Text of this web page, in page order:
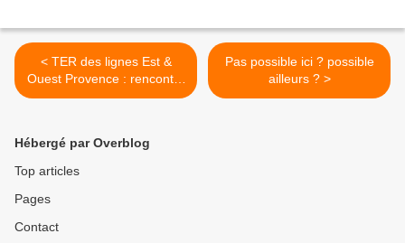
< TER des lignes Est &
Ouest Provence : rencontre
annuelle mercredi 07 juin
Pas possible ici ? possible
ailleurs ? >
Hébergé par Overblog
Top articles
Pages
Contact